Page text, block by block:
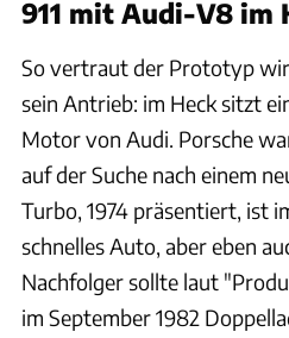
911 mit Audi-V8 im
So vertraut der Prototyp
sein Antrieb: im Heck sitzt
Motor von Audi. Porsche
auf der Suche nach einem
Turbo, 1974 präsentiert, ist
schnelles Auto, aber eben
Nachfolger sollte laut
im September 1982